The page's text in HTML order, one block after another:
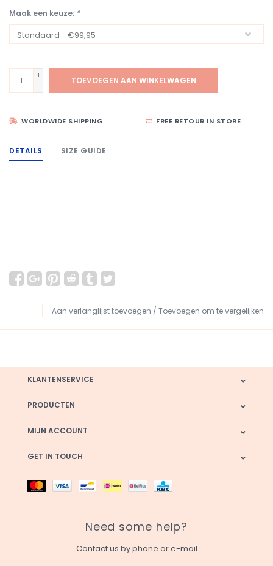
Maak een keuze: *
+
-
TOEVOEGEN AAN WINKELWAGEN
WORLDWIDE SHIPPING FREE RETOUR IN STORE
DETAILS SIZE GUIDE
Aan verlanglijst toevoegen / Toevoegen om te vergelijken
KLANTENSERVICE
PRODUCTEN
MIJN ACCOUNT
GET IN TOUCH
Need some help?
Contact us by phone or e-mail